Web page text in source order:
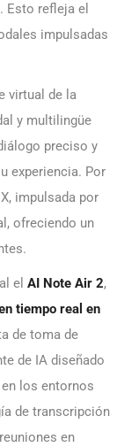
Esto refleja el
impulsadas
virtual de la
y multilingüe
preciso y
experiencia. Por
impulsada por
ofreciendo un
el AI Note Air 2,
tiempo real en
de toma de
de IA diseñado
los entornos
de transcripción
en